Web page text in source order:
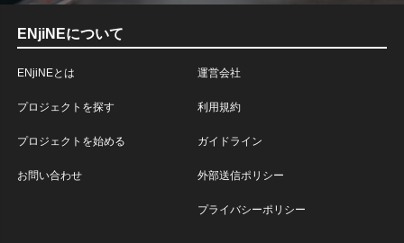
ENjiNEについて
ENjiNEとは
プロジェクトを探す
プロジェクトを始める
お問い合わせ
運営会社
利用規約
ガイドライン
外部送信ポリシー
プライバシーポリシー